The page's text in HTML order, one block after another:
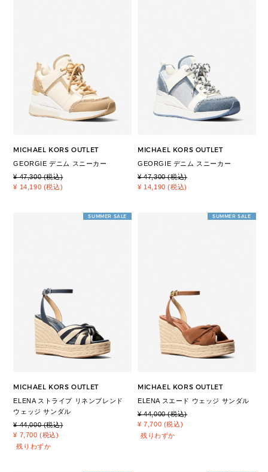
MICHAEL KORS OUTLET
GEORGIE デニム スニーカー
¥ 47,300 (税込)
¥ 14,190 (税込)
MICHAEL KORS OUTLET
GEORGIE デニム スニーカー
¥ 47,300 (税込)
¥ 14,190 (税込)
SUMMER SALE
MICHAEL KORS OUTLET
ELENA ストライプ リネンブレンド
ウェッジ サンダル
¥ 44,000 (税込)
¥ 7,700 (税込)
残りわずか
SUMMER SALE
MICHAEL KORS OUTLET
ELENA スエード ウェッジ サンダル
¥ 44,000 (税込)
¥ 7,700 (税込)
残りわずか